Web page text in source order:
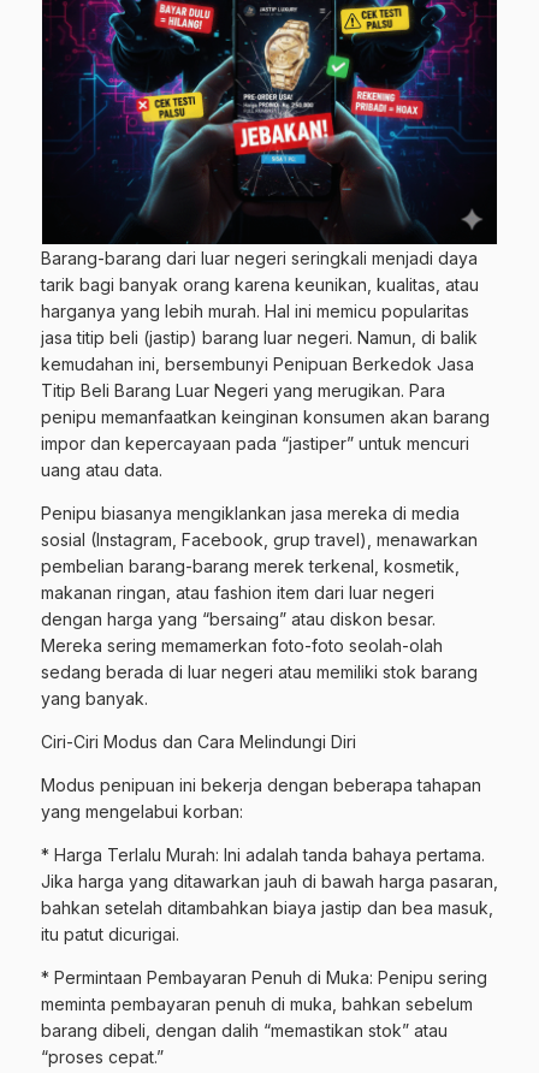
Barang-barang dari luar negeri seringkali menjadi daya
tarik bagi banyak orang karena keunikan, kualitas, atau
harganya yang lebih murah. Hal ini memicu popularitas
jasa titip beli (jastip) barang luar negeri. Namun, di balik
kemudahan ini, bersembunyi Penipuan Berkedok Jasa
Titip Beli Barang Luar Negeri yang merugikan. Para
penipu memanfaatkan keinginan konsumen akan barang
impor dan kepercayaan pada “jastiper” untuk mencuri
uang atau data.
Penipu biasanya mengiklankan jasa mereka di media
sosial (Instagram, Facebook, grup travel), menawarkan
pembelian barang-barang merek terkenal, kosmetik,
makanan ringan, atau fashion item dari luar negeri
dengan harga yang “bersaing” atau diskon besar.
Mereka sering memamerkan foto-foto seolah-olah
sedang berada di luar negeri atau memiliki stok barang
yang banyak.
Ciri-Ciri Modus dan Cara Melindungi Diri
Modus penipuan ini bekerja dengan beberapa tahapan
yang mengelabui korban:
* Harga Terlalu Murah: Ini adalah tanda bahaya pertama.
Jika harga yang ditawarkan jauh di bawah harga pasaran,
bahkan setelah ditambahkan biaya jastip dan bea masuk,
itu patut dicurigai.
* Permintaan Pembayaran Penuh di Muka: Penipu sering
meminta pembayaran penuh di muka, bahkan sebelum
barang dibeli, dengan dalih “memastikan stok” atau
“proses cepat.”